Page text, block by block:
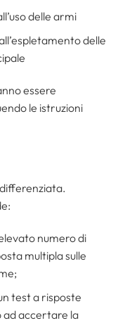
delle armi
delle
essere
le istruzioni
numero di
multipla sulle
test a risposte
ad accertare la